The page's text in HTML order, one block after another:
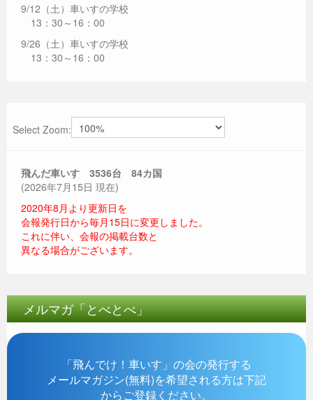
9/12（土）車いすの学校
13：30～16：00
9/26（土）車いすの学校
13：30～16：00
Select Zoom:
飛んだ車いす 3536台 84カ国
(2026年7月15日 現在)
2020年8月より更新日を
会報発行日から毎月15日に変更しました。
これに伴い、会報の掲載台数と
異なる場合がございます。
メルマガ「とべとべ」
「飛んでけ！車いす」の会の発行する
メールマガジン(無料)を希望される方は下記
からご登録ください。